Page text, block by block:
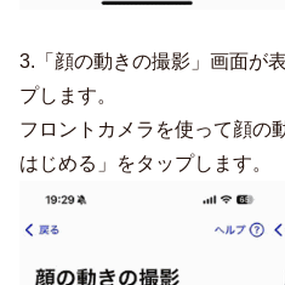
3.「顔の動きの撮影」画面が
プします。
フロントカメラを使って顔の
はじめる」をタップします。